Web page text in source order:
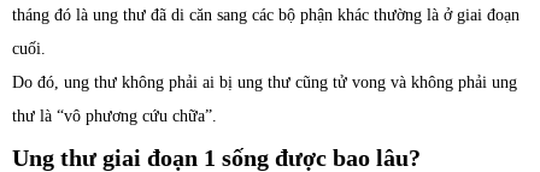
tháng đó là ung thư đã di căn sang các bộ phận khác thường là ở giai đoạn
cuối.
Do đó, ung thư không phải ai bị ung thư cũng tử vong và không phải ung
thư là “vô phương cứu chữa”.
Ung thư giai đoạn 1 sống được bao lâu?